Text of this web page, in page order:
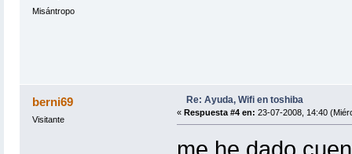
Misántropo
berni69
Visitante
Re: Ayuda, Wifi en toshiba
« Respuesta #4 en: 23-07-2008, 14:40
me he dado